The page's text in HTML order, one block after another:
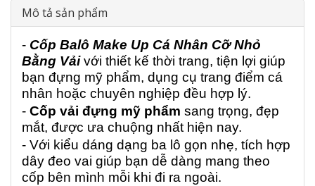
Mô tả sản phẩm
- Cốp Balô Make Up Cá Nhân Cỡ Nhỏ
Bằng Vảivới thiết kế thời trang, tiện lợi giúp
bạn đựng mỹ phẩm, dụng cụ trang điểm cá
nhân hoặc chuyên nghiệp đều hợp lý.
- Cốp vải đựng mỹ phẩm sang trọng, đẹp
mắt, được ưa chuộng nhất hiện nay.
- Với kiểu dáng dạng ba lô gọn nhẹ, tích hợp
dây đeo vai giúp bạn dễ dàng mang theo
cốp bên mình mỗi khi đi ra ngoài.